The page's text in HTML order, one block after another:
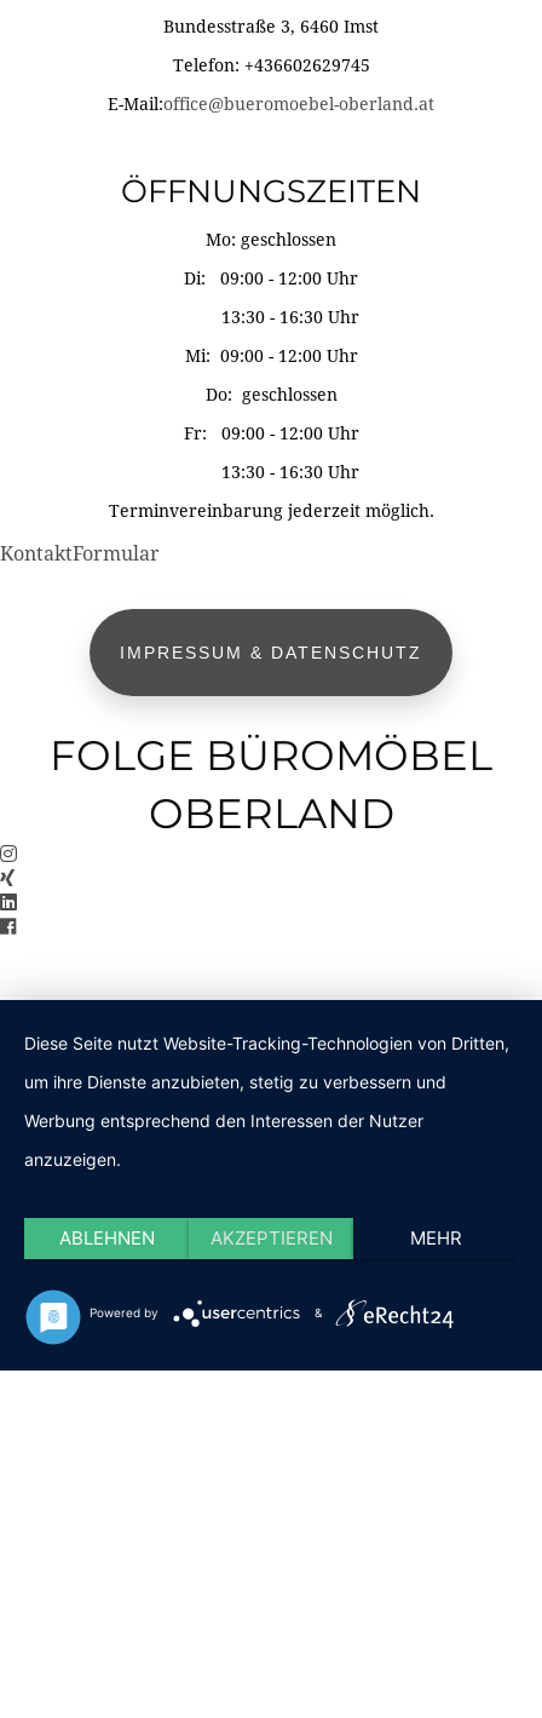
Bundesstraße 3, 6460 Imst
Telefon: +436602629745
E-Mail:office@bueromoebel-oberland.at
ÖFFNUNGSZEITEN
Mo: geschlossen
Di: 09:00 - 12:00 Uhr
13:30 - 16:30 Uhr
Mi: 09:00 - 12:00 Uhr
Do: geschlossen
Fr: 09:00 - 12:00 Uhr
13:30 - 16:30 Uhr
Terminvereinbarung jederzeit möglich.
KontaktFormular
IMPRESSUM & DATENSCHUTZ
FOLGE BÜROMÖBEL
OBERLAND
Diese Seite nutzt Website-Tracking-Technologien von Dritten,
um ihre Dienste anzubieten, stetig zu verbessern und
Werbung entsprechend den Interessen der Nutzer
anzuzeigen.
ABLEHNEN AKZEPTIEREN MEHR
Powered by &